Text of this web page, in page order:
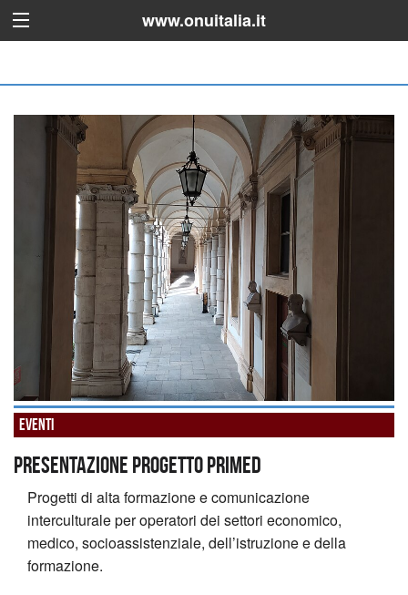
www.onuitalia.it
Eventi
Presentazione progetto PRIMED
Progetti di alta formazione e comunicazione
interculturale per operatori dei settori economico,
medico, socioassistenziale, dell’istruzione e della
formazione.